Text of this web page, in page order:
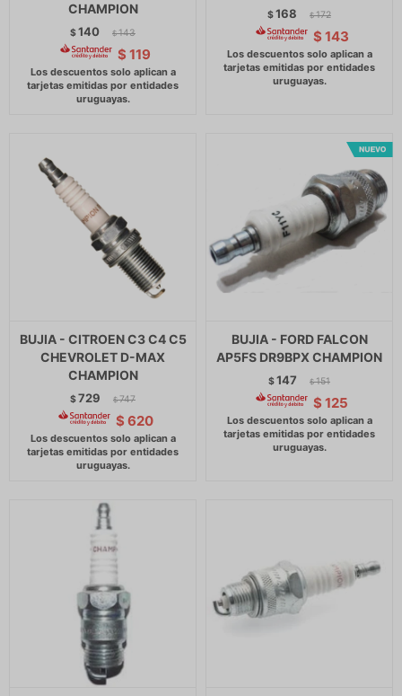
CHAMPION
$140 $ 143
$ 119
$168 $ 172
$ 143
BUJIA - CITROEN C3 C4 C5
CHEVROLET D-MAX
CHAMPION
$729 $ 747
$ 620
BUJIA - FORD FALCON
AP5FS DR9BPX CHAMPION
$147 $ 151
$ 125